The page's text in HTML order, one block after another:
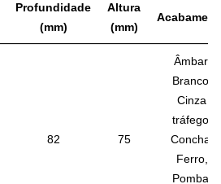
Profundidade
(mm)
Altura
(mm)
82 75
Âmbar,
Branco,
Cinza
tráfego,
Concha,
Ferro,
Pomba,